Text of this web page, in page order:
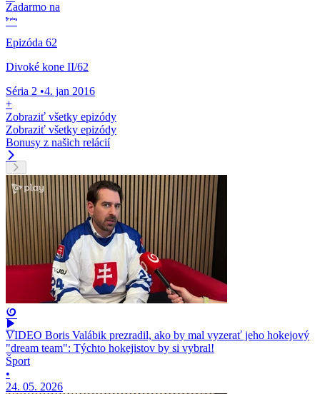
Zadarmo na
Epizóda 62
Divoké kone II/62
Séria 2 •4. jan 2016
+
Zobraziť všetky epizódy
Zobraziť všetky epizódy
Bonusy z našich relácií
VIDEO Boris Valábik prezradil, ako by mal vyzerať jeho hokejový
"dream team": Týchto hokejistov by si vybral!
Šport
•
24. 05. 2026